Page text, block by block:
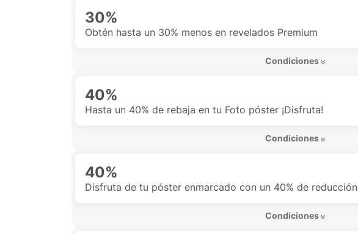
30%
Obtén hasta un 30% menos en revelados Premium
Condiciones
40%
Hasta un 40% de rebaja en tu Foto póster ¡Disfruta!
Condiciones
40%
Disfruta de tu póster enmarcado con un 40% de reducción
Condiciones